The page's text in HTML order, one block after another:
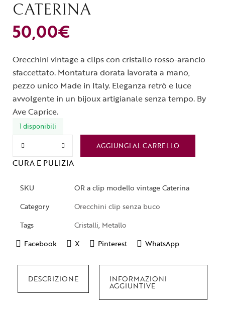
CATERINA
50,00€
Orecchini vintage a clips con cristallo rosso-arancio
sfaccettato. Montatura dorata lavorata a mano,
pezzo unico Made in Italy. Eleganza retrò e luce
avvolgente in un bijoux artigianale senza tempo. By
Ave Caprice.
1 disponibili
AGGIUNGI AL CARRELLO
CURA E PULIZIA
SKU
OR a clip modello vintage Caterina
Category
Orecchini clip senza buco
Tags
Cristalli, Metallo
Facebook
X Pinterest WhatsApp
DESCRIZIONE INFORMAZIONI
AGGIUNTIVE